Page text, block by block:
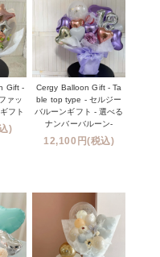
Gift -
ァッ
フト
)
Cergy Balloon Gift - Ta
ble top type - セルジー
バルーンギフト - 選べる
ナンバーバルーン-
12,100円(税込)